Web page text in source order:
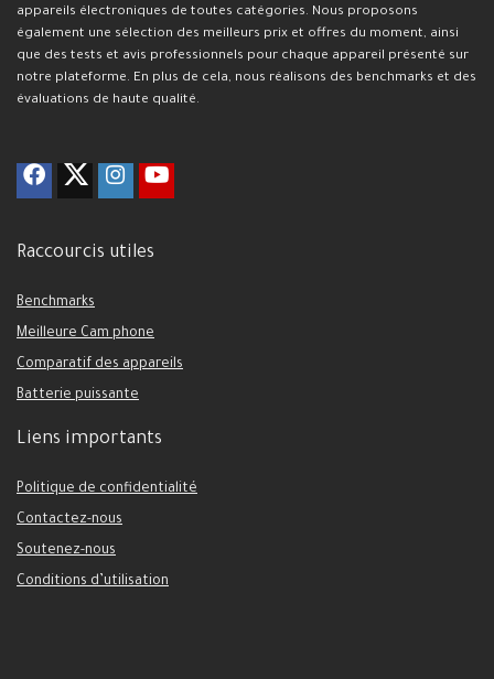
appareils électroniques de toutes catégories. Nous proposons
également une sélection des meilleurs prix et offres du moment, ainsi
que des tests et avis professionnels pour chaque appareil présenté sur
notre plateforme. En plus de cela, nous réalisons des benchmarks et des
évaluations de haute qualité.
Raccourcis utiles
Benchmarks
Meilleure Cam phone
Comparatif des appareils
Batterie puissante
Liens importants
Politique de confidentialité
Contactez-nous
Soutenez-nous
Conditions d’utilisation